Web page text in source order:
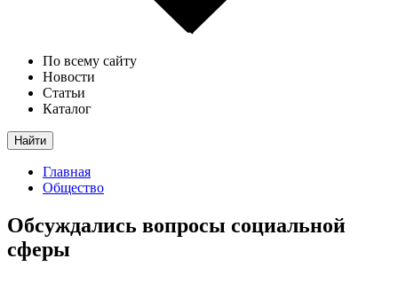
По всему сайту
Новости
Статьи
Каталог
Найти
Главная
Общество
Обсуждались вопросы социальной
сферы